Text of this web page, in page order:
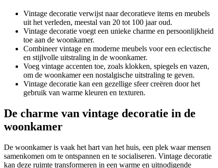
Vintage decoratie verwijst naar decoratieve items en meubels
uit het verleden, meestal van 20 tot 100 jaar oud.
Vintage decoratie voegt een unieke charme en persoonlijkheid
toe aan de woonkamer.
Combineer vintage en moderne meubels voor een eclectische
en stijlvolle uitstraling in de woonkamer.
Voeg vintage accenten toe, zoals klokken, spiegels en vazen,
om de woonkamer een nostalgische uitstraling te geven.
Vintage decoratie kan een gezellige sfeer creëren door het
gebruik van warme kleuren en texturen.
De charme van vintage decoratie in de
woonkamer
De woonkamer is vaak het hart van het huis, een plek waar mensen
samenkomen om te ontspannen en te socialiseren. Vintage decoratie
kan deze ruimte transformeren in een warme en uitnodigende